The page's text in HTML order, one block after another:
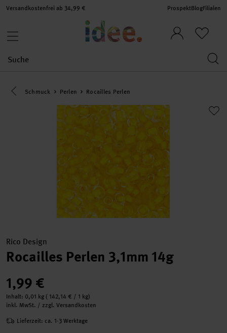
Versandkostenfrei ab 34,99 € ProspektBlogFilialen
Eine Kategorie zurück navigieren
Schmuck Perlen Rocailles Perlen
Rico Design
Rocailles Perlen 3,1mm 14g
1,99 €
Inhalt: 0,01 kg ( 142,14 € / 1 kg)
inkl. MwSt. / zzgl. Versandkosten
Lieferzeit: ca. 1-3 Werktage